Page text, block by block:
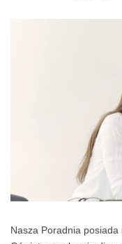
Nasza Poradnia